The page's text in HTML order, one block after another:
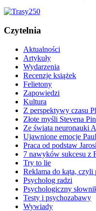
Czytelnia
Aktualności
Artykuły
Wydarzenia
Recenzje książek
Felietony
Zapowiedzi
Kultura
Z perspektywy czasu
Złote myśli Stevena
Ze świata neuronauki
Ujawnione emocje
Praca od podstaw
7 nawyków sukcesu z
Try to lie
Reklama do kąta,
Psycholog radzi
Psychologiczny
Testy i psychozabawy
Wywiady